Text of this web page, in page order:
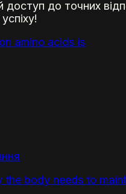
до точних
amino acids is
the body needs to